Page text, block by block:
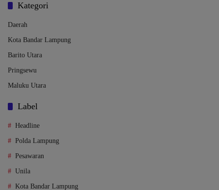
Kategori
Daerah
Kota Bandar Lampung
Barito Utara
Pringsewu
Maluku Utara
Label
Headline
Polda Lampung
Pesawaran
Unila
Kota Bandar Lampung